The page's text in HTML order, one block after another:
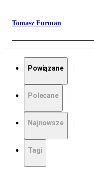
Tomasz Furman
Powiązane
Polecane
Najnowsze
Tagi